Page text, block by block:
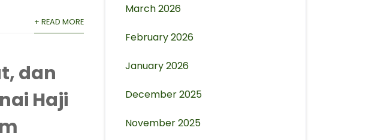
+ READ MORE
dan
Haji
March 2026
February 2026
January 2026
December 2025
November 2025